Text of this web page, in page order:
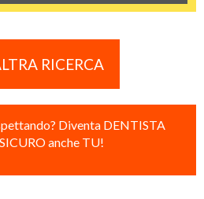
RICERCA
Diventa DENTISTA
SICURO anche TU!